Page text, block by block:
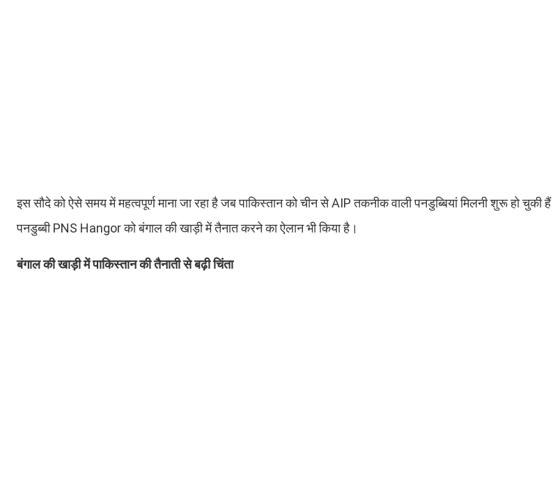
इस सौदे को ऐसे समय में महत्वपूर्ण माना जा रहा है जब पाकिस्तान को चीन से AIP तकनीक वाली पनडुब्बियां मिलनी शुरू हो
पनडुब्बी PNS Hangor को बंगाल की खाड़ी में तैनात करने का ऐलान भी किया है।
बंगाल की खाड़ी में पाकिस्तान की तैनाती से बढ़ी चिंता